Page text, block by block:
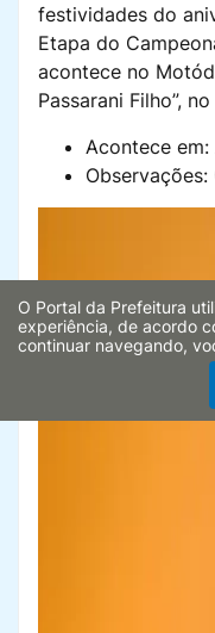
festividades do
Etapa do
acontece no
Passarani Filho”,
Acontece em:
Observações:
O Portal da Prefeitura
experiência, de acordo
continuar navegando,